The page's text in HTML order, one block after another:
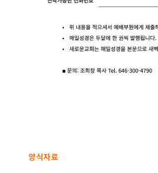
세
례
입
양식자료